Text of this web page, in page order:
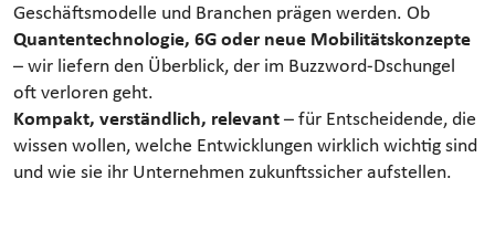
Geschäftsmodelle und Branchen prägen werden. Ob
Quantentechnologie, 6G oder neue Mobilitätskonzepte
– wir liefern den Überblick, der im Buzzword-Dschungel
oft verloren geht.
Kompakt, verständlich, relevant – für Entscheidende, die
wissen wollen, welche Entwicklungen wirklich wichtig sind
und wie sie ihr Unternehmen zukunftssicher aufstellen.